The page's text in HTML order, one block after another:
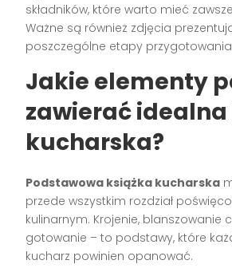
składników, które warto mieć
Ważne są również zdjęcia
poszczególne etapy
Jakie elementy
zawierać idealna
kucharska?
Podstawowa książka kucharska
przede wszystkim rozdział
kulinarnym. Krojenie, blanszowanie
gotowanie – to podstawy, które
kucharz powinien opanować.